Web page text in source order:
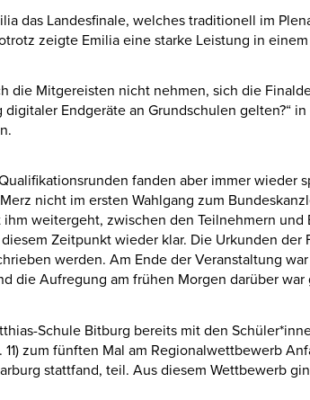
das Landesfinale, welches traditionell im
zeigte Emilia eine starke Leistung in
die Mitgereisten nicht nehmen, sich die
Endgeräte an Grundschulen gelten?“ in
fanden aber immer wieder
nicht im ersten Wahlgang zum
weitergeht, zwischen den Teilnehmern und
Zeitpunkt wieder klar. Die Urkunden
werden. Am Ende der Veranstaltung
die Aufregung am frühen Morgen darüber war
Schule Bitburg bereits mit den
zum fünften Mal am Regionalwettbewerb
stattfand, teil. Aus diesem Wettbewerb